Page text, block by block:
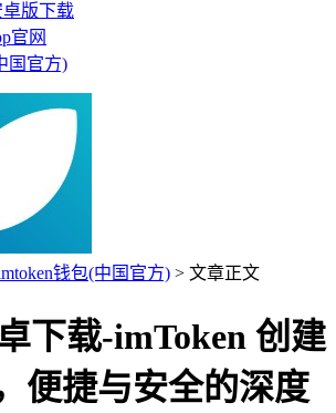
卓版下载
官网
国官方)
钱包(中国官方) > 文章正文
下载-imToken 创建
便捷与安全的深度